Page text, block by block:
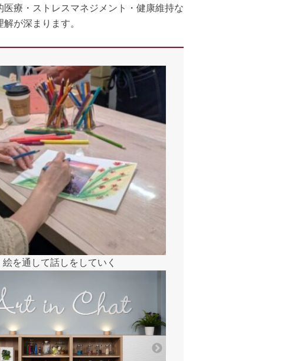
療・ストレスマネジメント・健康維持な
が深まります。
絵を通して話しをしていく